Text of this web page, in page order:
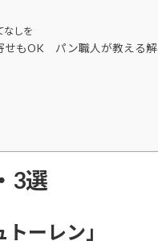
なしを
せもOK パン職人が教える解
3選
ーレン」